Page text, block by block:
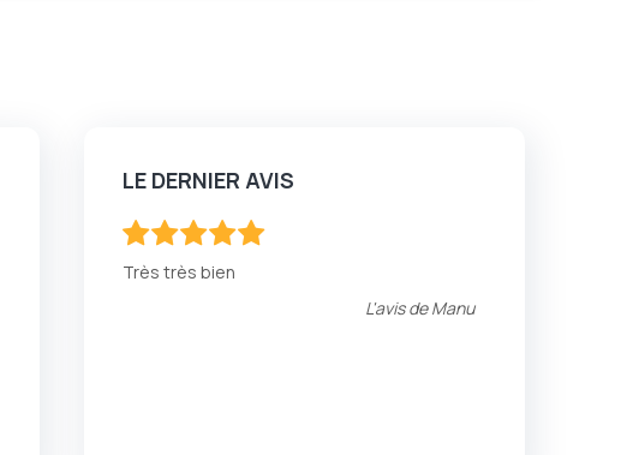
LE DERNIER AVIS
Très très bien
L'avis deManu